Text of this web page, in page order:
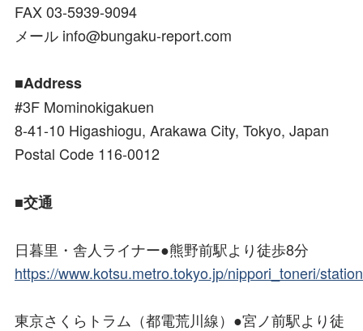
FAX 03-5939-9094
メール info@bungaku-report.com
■Address
#3F Mominokigakuen
8-41-10 Higashiogu, Arakawa City, Tokyo, Japan
Postal Code 116-0012
■交通
日暮里・舎人ライナー●熊野前駅より徒歩8分
https://www.kotsu.metro.tokyo.jp/nippori_toneri/
東京さくらトラム（都電荒川線）●宮ノ前駅より徒